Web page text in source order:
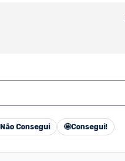
Não Consegui 🤩Consegui!